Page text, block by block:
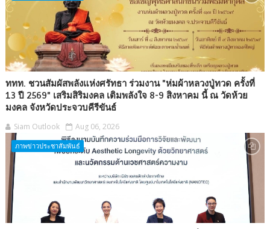
ททท. ชวนสัมผัสพลังแห่งศรัทธา ร่วมงาน "ห่มผ้าหลวงปู่ทวด ครั้งที่
13 ปี 2569" เสริมสิริมงคล เติมพลังใจ 8-9 สิงหาคม นี้ ณ วัดห้วย
มงคล จังหวัดประจวบคีรีขันธ์
Siam Outlook Aug 06, 2026
ภาพข่าวประชาสัมพันธ์